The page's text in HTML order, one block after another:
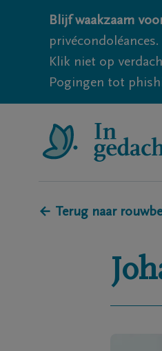
Blijf waakzaam
Klik niet op
Pogingen tot
← Terug naar